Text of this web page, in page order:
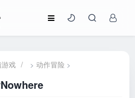
戏 / >动作冒险 >